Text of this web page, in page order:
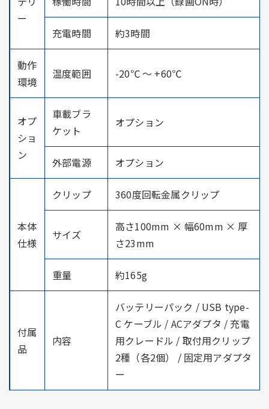
ー
充電時間 約3時間
動作
環境
温度範囲 -20℃ ～ +60℃
オプ
ショ
ン
車載ブラ
ケット
オプション
外部電源 オプション
本体
仕様
クリップ 360度回転金属クリップ
サイズ
高さ100mm × 幅60mm × 厚
さ23mm
重量 約165g
付属
品
内容
バッテリーパック / USB type-
C ケーブル / ACアダプタ / 充電
用クレードル / 取付用クリップ
2種（各2個） / 固定用アダプタ
ー